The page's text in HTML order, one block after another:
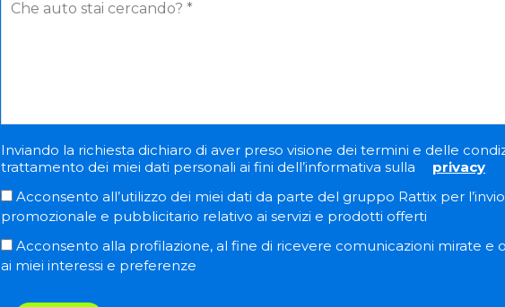
Inviando la richiesta dichiaro di aver preso visione dei termini e delle
trattamento dei miei dati personali ai fini dell’informativa sulla
privacy
Acconsento all’utilizzo dei miei dati da parte del gruppo Rattix per
promozionale e pubblicitario relativo ai servizi e prodotti offerti
Acconsento alla profilazione, al fine di ricevere comunicazioni mirate e
ai miei interessi e preferenze